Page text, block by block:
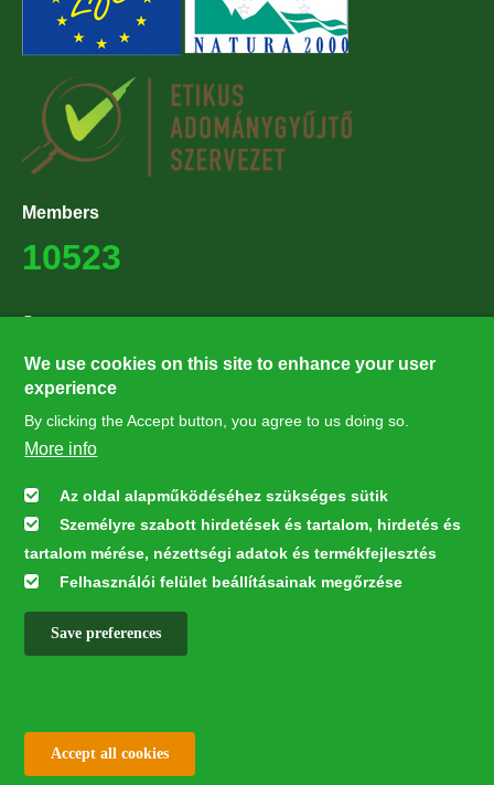
Members
10523
Supporters
27224
Hírlevél feliratkozás
Feliratkozás
We use cookies on this site to enhance your user
experience
By clicking the Accept button, you agree to us doing so.
More info
Az oldal alapműködéséhez szükséges sütik
Személyre szabott hirdetések és tartalom, hirdetés és
tartalom mérése, nézettségi adatok és termékfejlesztés
Felhasználói felület beállításainak megőrzése
Save preferences
Accept all cookies